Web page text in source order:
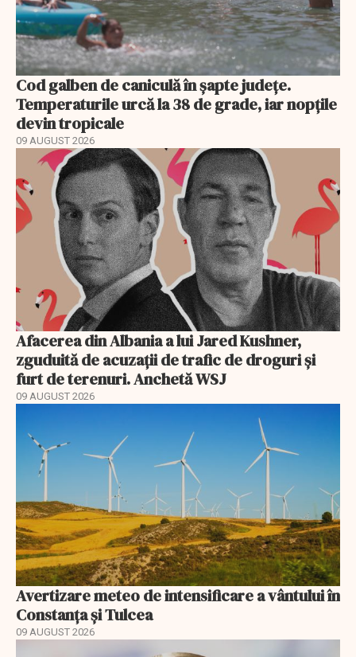
Cod galben de caniculă în șapte județe.
Temperaturile urcă la 38 de grade, iar nopțile
devin tropicale
09 AUGUST 2026
Afacerea din Albania a lui Jared Kushner,
zguduită de acuzații de trafic de droguri și
furt de terenuri. Anchetă WSJ
09 AUGUST 2026
Avertizare meteo de intensificare a vântului în
Constanța și Tulcea
09 AUGUST 2026